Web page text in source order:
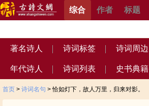
标题
作者
综合
著名诗人 诗词标签 诗词周边
年代诗人 诗词列表 史书典籍
首页 > 诗词名句 > 恰如灯下，故人万里，归来对影。